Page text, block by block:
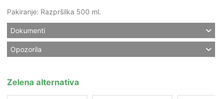
Pakiranje: Razpršilka 500 ml.
Dokumenti
Opozorila
Zelena alternativa